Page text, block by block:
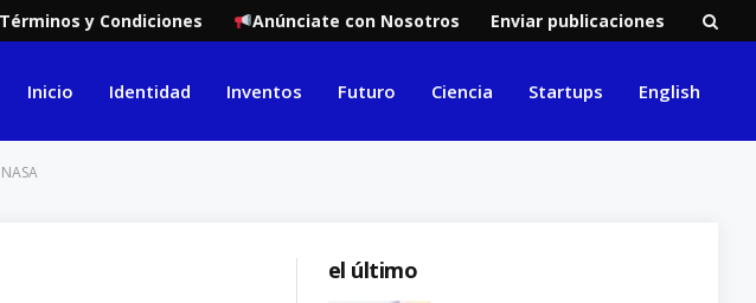
Términos y Condiciones Anúnciate con Nosotros Enviar publicaciones
Inicio Identidad Inventos Futuro Ciencia Startups English
el último